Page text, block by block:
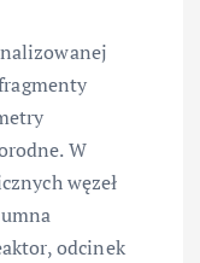
W
węzeł
odcinek